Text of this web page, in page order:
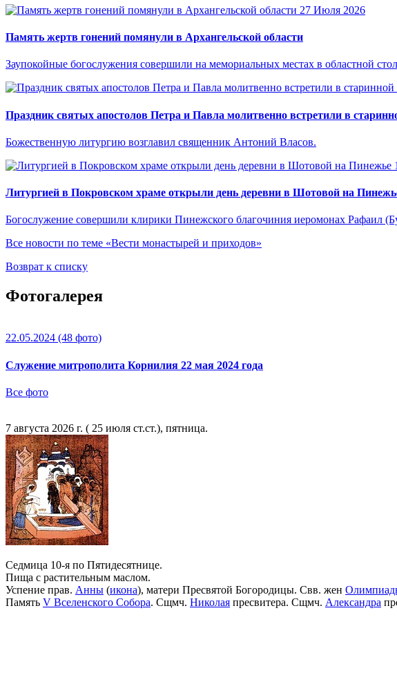
27 Июля 2026
Память жертв гонений помянули в Архангельской области
Заупокойные богослужения совершили на мемориальных местах в областной
Праздник святых апостолов Петра и Павла молитвенно встретили в
Божественную литургию возглавил священник Антоний Власов.
Литургией в Покровском храме открыли день деревни в Шотовой на
Богослужение совершили клирики Пинежского благочиния иеромонах Рафаил
Все новости по теме «Вести монастырей и приходов»
Возврат к списку
Фотогалерея
22.05.2024 (48 фото)
Служение митрополита Корнилия 22 мая 2024 года
Все фото
7 августа 2026 г. ( 25 июля ст.ст.), пятница.
Седмица 10-я по Пятидесятнице.
Пища с растительным маслом.
Успение прав. Анны (икона), матери Пресвятой Богородицы. Свв. жен
Память V Вселенского Собора. Сщмч. Николая пресвитера. Сщмч. Александра